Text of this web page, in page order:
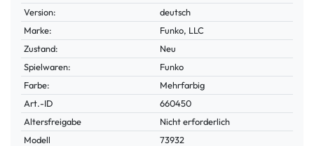
Merkmal
Version:
deutsch
Marke:
Funko, LLC
Zustand:
Neu
Spielwaren:
Funko
Farbe:
Mehrfarbig
Technisches
Merkmal
Wert
Art.-ID
660450
Altersfreigabe
Nicht erforderlich
Modell
73932